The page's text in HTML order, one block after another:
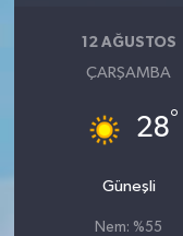
12 AĞUSTOS
ÇARŞAMBA
28°
Güneşli
Nem: %55